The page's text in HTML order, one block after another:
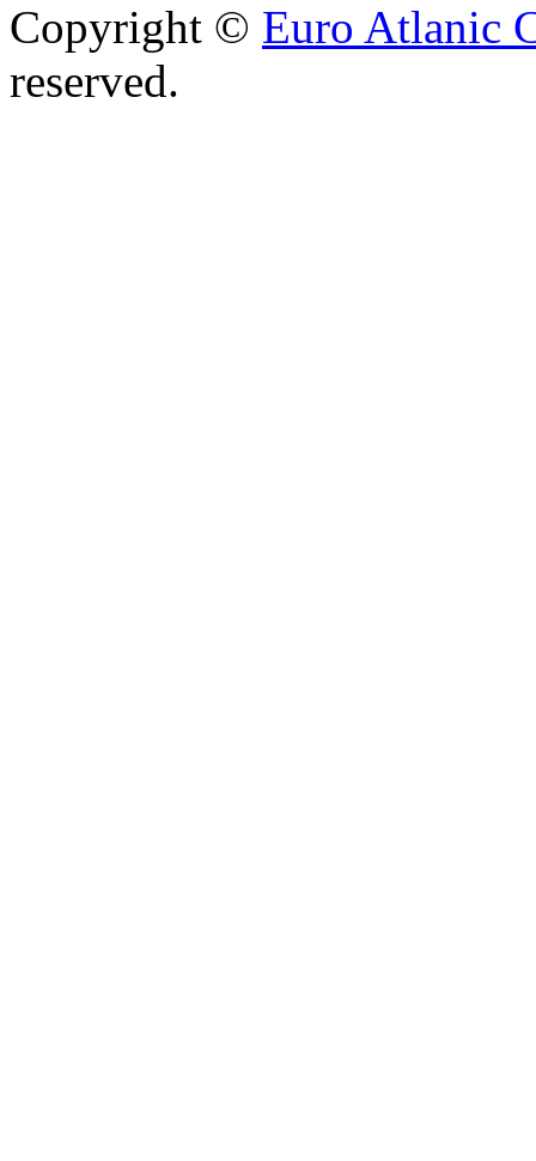
Copyright © Euro Atlanic
reserved.